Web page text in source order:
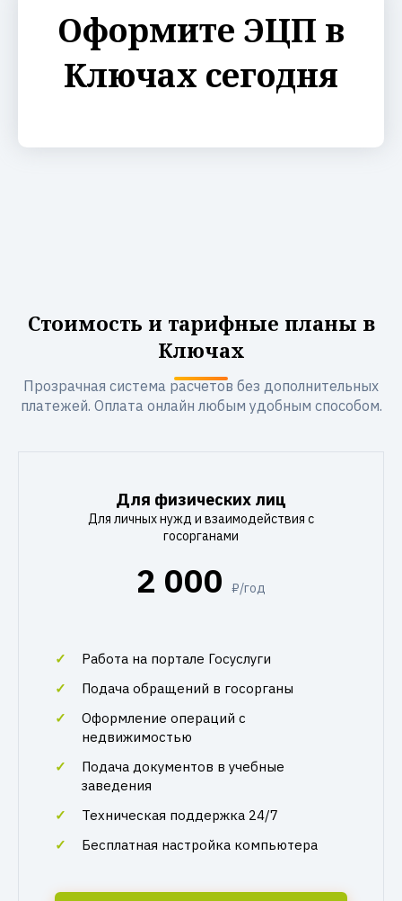
Оформите ЭЦП в
Ключах сегодня
Стоимость и тарифные планы в
Ключах
Прозрачная система расчетов без дополнительных
платежей. Оплата онлайн любым удобным способом.
Для физических лиц
Для личных нужд и взаимодействия с
госорганами
2 000 ₽/год
Работа на портале Госуслуги
Подача обращений в госорганы
Оформление операций с
недвижимостью
Подача документов в учебные
заведения
Техническая поддержка 24/7
Бесплатная настройка компьютера